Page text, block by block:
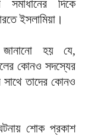
দিকে
ইসলামিয়া।
জানানো হয় যে,
কোনও সদস্যের
সাথে তাদের কোনও
শোক প্রকাশ